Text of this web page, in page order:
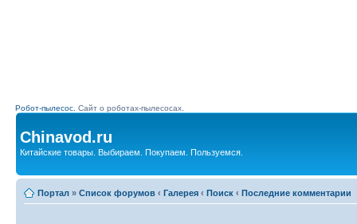
Робот-пылесос. Сайт о роботах-пылесосах.
Chinavod.ru
Китайские товары. Выбираем. Покупаем. Пользуемся.
Портал » Список форумов ‹ Галерея ‹ Поиск ‹ Последние комментарии